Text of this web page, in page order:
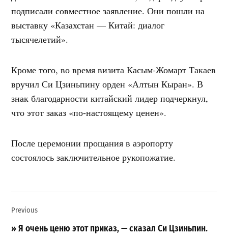
подписали совместное заявление. Они пошли на
выставку «Казахстан — Китай: диалог
тысячелетий».
Кроме того, во время визита Касым-Жомарт Такаев
вручил Си Цзиньпину орден «Алтын Кыран». В
знак благодарности китайский лидер подчеркнул,
что этот заказ «по-настоящему ценен».
После церемонии прощания в аэропорту
состоялось заключительное рукопожатие.
по
записям
Previous
» Я очень ценю этот приказ, — сказал Си Цзиньпин.